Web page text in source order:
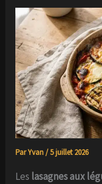
ParYvan/5 juillet 2026
Les lasagnes aux